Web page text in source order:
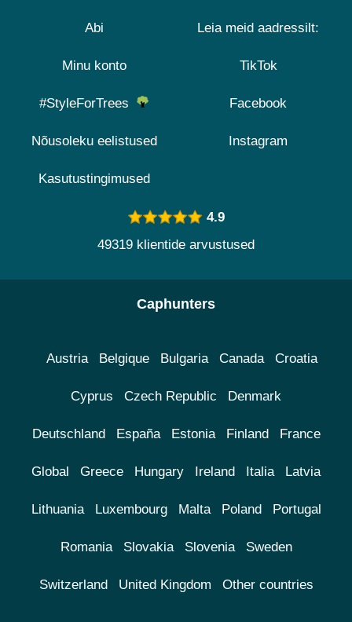
Abi
Minu konto
#StyleForTrees
Nõusoleku eelistused
Kasutustingimused
Leia meid aadressilt:
TikTok
Facebook
Instagram
4.9
49319 klientide arvustused
Caphunters
Austria Belgique Bulgaria Canada Croatia
Cyprus Czech Republic Denmark
Deutschland España Estonia Finland France
Global Greece Hungary Ireland Italia Latvia
Lithuania Luxembourg Malta Poland Portugal
Romania Slovakia Slovenia Sweden
Switzerland United Kingdom Other countries